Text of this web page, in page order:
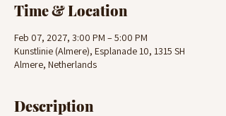
Time & Location
Feb 07, 2027, 3:00 PM – 5:00 PM
Kunstlinie (Almere), Esplanade 10, 1315 SH
Almere, Netherlands
Description